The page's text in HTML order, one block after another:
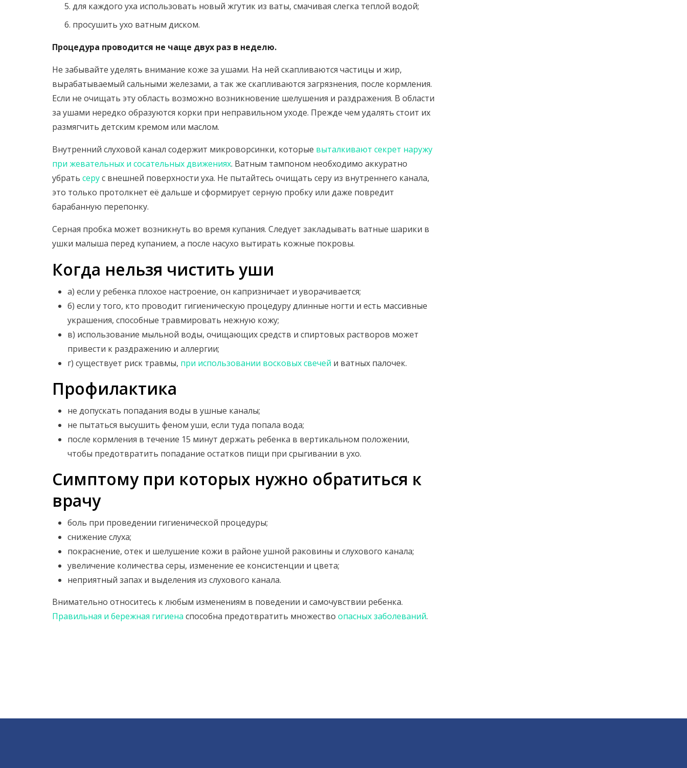
для каждого уха использовать новый жгутик из ваты, смачивая слегка теплой водой;
просушить ухо ватным диском.
Процедура проводится не чаще двух раз в неделю.
Не забывайте уделять внимание коже за ушами. На ней скапливаются частицы и жир,
вырабатываемый сальными железами, а так же скапливаются загрязнения, после кормления.
Если не очищать эту область возможно возникновение шелушения и раздражения. В области
за ушами нередко образуются корки при неправильном уходе. Прежде чем удалять стоит их
размягчить детским кремом или маслом.
Внутренний слуховой канал содержит микроворсинки, которые выталкивают секрет наружу
при жевательных и сосательных движениях. Ватным тампоном необходимо аккуратно
убрать серус внешней поверхности уха. Не пытайтесь очищать серу из внутреннего канала,
это только протолкнет её дальше и сформирует серную пробку или даже повредит
барабанную перепонку.
Серная пробка может возникнуть во время купания. Следует закладывать ватные шарики в
ушки малыша перед купанием, а после насухо вытирать кожные покровы.
Когда нельзя чистить уши
а) если у ребенка плохое настроение, он капризничает и уворачивается;
б) если у того, кто проводит гигиеническую процедуру длинные ногти и есть массивные
украшения, способные травмировать нежную кожу;
в) использование мыльной воды, очищающих средств и спиртовых растворов может
привести к раздражению и аллергии;
г) существует риск травмы, при использовании восковых свечей и ватных палочек.
Профилактика
не допускать попадания воды в ушные каналы;
не пытаться высушить феном уши, если туда попала вода;
после кормления в течение 15 минут держать ребенка в вертикальном положении,
чтобы предотвратить попадание остатков пищи при срыгивании в ухо.
Симптому при которых нужно обратиться к
врачу
боль при проведении гигиенической процедуры;
снижение слуха;
покраснение, отек и шелушение кожи в районе ушной раковины и слухового канала;
увеличение количества серы, изменение ее консистенции и цвета;
неприятный запах и выделения из слухового канала.
Внимательно относитесь к любым изменениям в поведении и самочувствии ребенка.
Правильная и бережная гигиена способна предотвратить множество опасных заболеваний.